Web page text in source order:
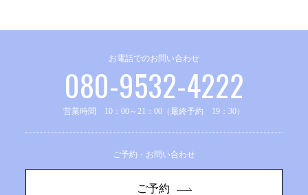
お電話でのお問い合わせ
080-9532-4222
営業時間 10：00～21：00（最終予約 19：30）
ご予約・お問い合わせ
ご予約